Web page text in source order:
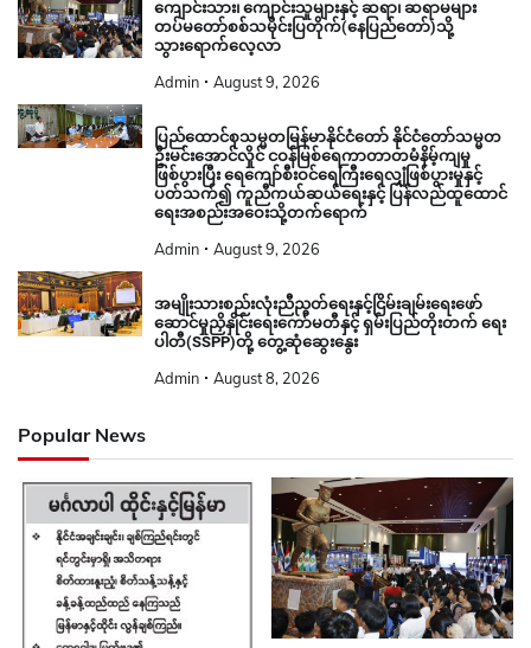
ကျောင်းသား၊ ကျောင်းသူများနှင့် ဆရာ၊ ဆရာမများ
တပ်မတော်စစ်သမိုင်းပြတိုက်(နေပြည်တော်)သို့
သွားရောက်လေ့လာ
Admin August 9, 2026
ပြည်ထောင်စုသမ္မတမြန်မာနိုင်ငံတော် နိုင်ငံတော်သမ္မတ
ဦးမင်းအောင်လှိုင် ငဝန်မြစ်ရေကာတာတမံနိမ့်ကျမှု
ဖြစ်ပွားပြီး ရေကျော်စီးဝင်ရေကြီးရေလျှံဖြစ်ပွားမှုနှင့်
ပတ်သက်၍ ကူညီကယ်ဆယ်ရေးနှင့် ပြန်လည်ထူထောင်
ရေးအစည်းအဝေးသို့တက်ရောက်
Admin August 9, 2026
အမျိုးသားစည်းလုံးညီညွတ်ရေးနှင့်ငြိမ်းချမ်းရေးဖော်
ဆောင်မှုညှိနှိုင်းရေးကော်မတီနှင့် ရှမ်းပြည်တိုးတက် ရေး
ပါတီ(SSPP)တို့ တွေ့ဆုံဆွေးနွေး
Admin August 8, 2026
Popular News